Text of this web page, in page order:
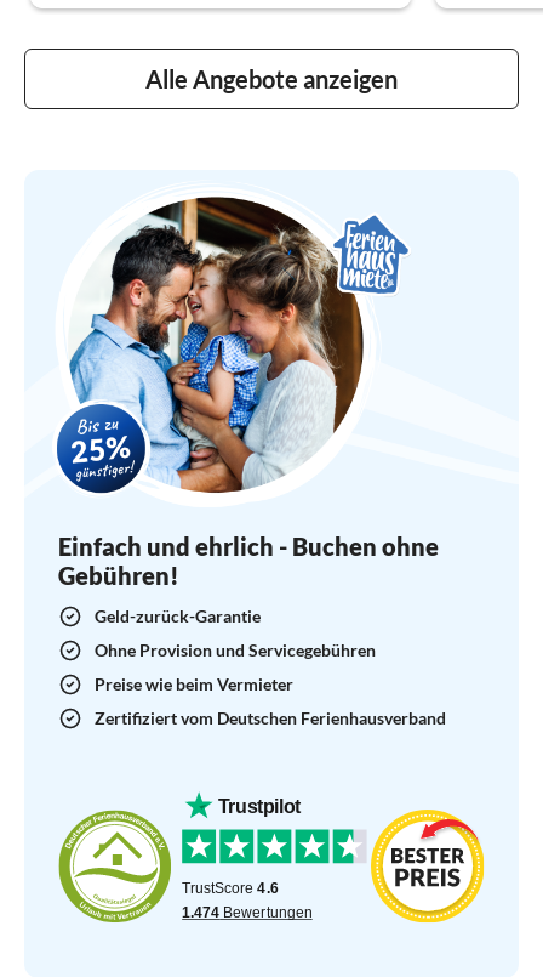
Alle Angebote anzeigen
Einfach und ehrlich - Buchen ohne
Gebühren!
Geld-zurück-Garantie
Ohne Provision und Servicegebühren
Preise wie beim Vermieter
Zertifiziert vom Deutschen Ferienhausverband